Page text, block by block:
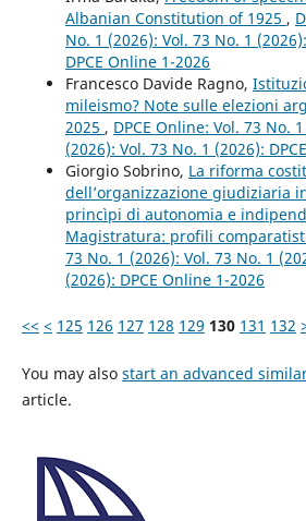
Albanian Constitution of 1925 ,
No. 1 (2026): Vol. 73 No. 1
DPCE Online 1-2026
Francesco Davide Ragno,
mileismo? Note sulle elezioni
2025 , DPCE Online: Vol. 73 No.
(2026): Vol. 73 No. 1 (2026):
Giorgio Sobrino, La riforma
dell’organizzazione giudiziaria
princìpi di autonomia e
Magistratura: profili
73 No. 1 (2026): Vol. 73 No. 1
(2026): DPCE Online 1-2026
<< < 125 126 127 128 129 130 131 132
You may also start an advanced
article.